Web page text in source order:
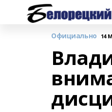
Официально 14